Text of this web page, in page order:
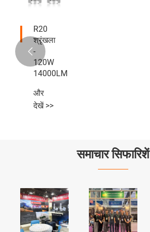
R20
श्रृंखला
-
120W
14000LM
और
देखें >>

समाचार सिफारिशें